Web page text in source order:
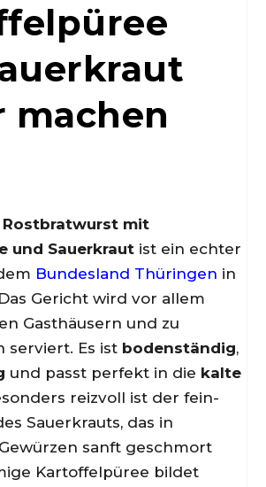
machen
Rostbratwurst mit
und Sauerkraut ist ein echter
Bundesland Thüringen in
Gericht wird vor allem
Gasthäusern und zu
serviert. Es ist bodenständig,
und passt perfekt in die kalte
reizvoll ist der fein-
Sauerkrauts, das in
sanft geschmort
Kartoffelpüree bildet